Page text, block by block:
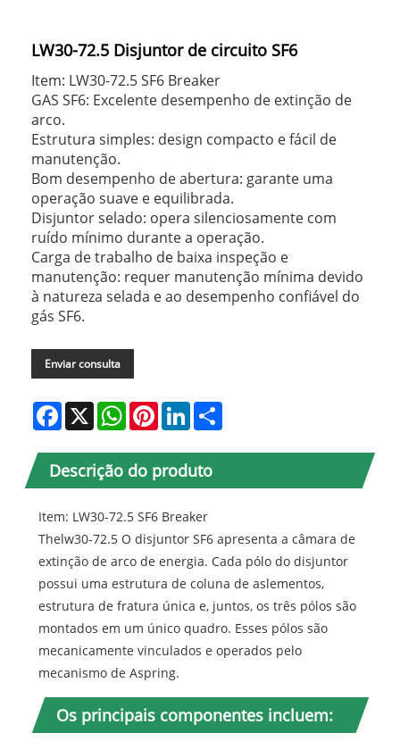
LW30-72.5 Disjuntor de circuito SF6
Item: LW30-72.5 SF6 Breaker
GAS SF6: Excelente desempenho de extinção de
arco.
Estrutura simples: design compacto e fácil de
manutenção.
Bom desempenho de abertura: garante uma
operação suave e equilibrada.
Disjuntor selado: opera silenciosamente com
ruído mínimo durante a operação.
Carga de trabalho de baixa inspeção e
manutenção: requer manutenção mínima devido
à natureza selada e ao desempenho confiável do
gás SF6.
Enviar consulta
Facebook
X WhatsAppPinterestLinkedIn
Descrição do produto
Item: LW30-72.5 SF6 Breaker
Thelw30-72.5 O disjuntor SF6 apresenta a câmara de
extinção de arco de energia. Cada pólo do disjuntor
possui uma estrutura de coluna de aslementos,
estrutura de fratura única e, juntos, os três pólos são
montados em um único quadro. Esses pólos são
mecanicamente vinculados e operados pelo
mecanismo de Aspring.
Os principais componentes incluem: